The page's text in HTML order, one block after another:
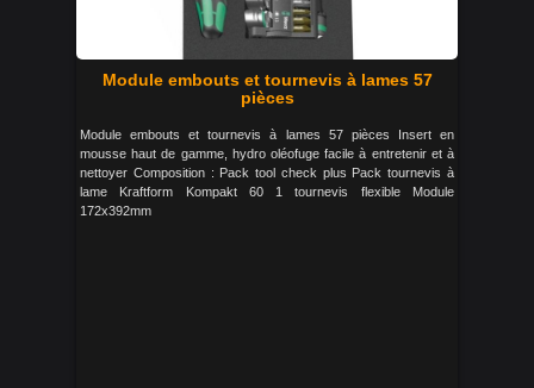
Module embouts et tournevis à lames 57
pièces
Module embouts et tournevis à lames 57 pièces Insert en
mousse haut de gamme, hydro oléofuge facile à entretenir et à
nettoyer Composition : Pack tool check plus Pack tournevis à
lame Kraftform Kompakt 60 1 tournevis flexible Module
172x392mm